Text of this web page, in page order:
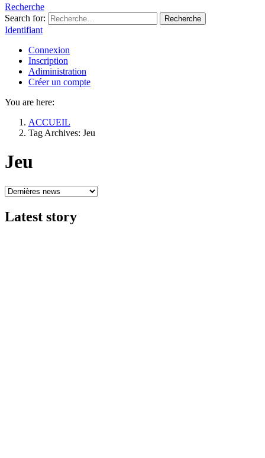
Recherche
Search for:
Recherche
Identifiant
Connexion
Inscription
Adiministration
Créer un compte
You are here:
ACCUEIL
Tag Archives: Jeu
Jeu
Latest story